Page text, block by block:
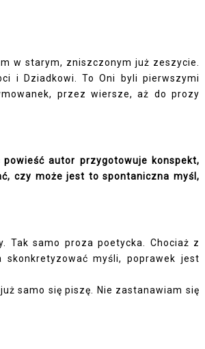
w starym, zniszczonym już zeszycie.
i Dziadkowi. To Oni byli pierwszymi
przez wiersze, aż do prozy
autor przygotowuje konspekt,
czy może jest to spontaniczna myśl,
Tak samo proza poetycka. Chociaż z
myśli, poprawek jest
samo się piszę. Nie zastanawiam się